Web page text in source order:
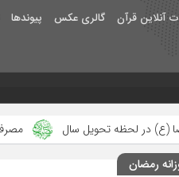
آنلاین قرآن گالری عکس پیوندها
مصرف زکات فطره در امور
رمضان